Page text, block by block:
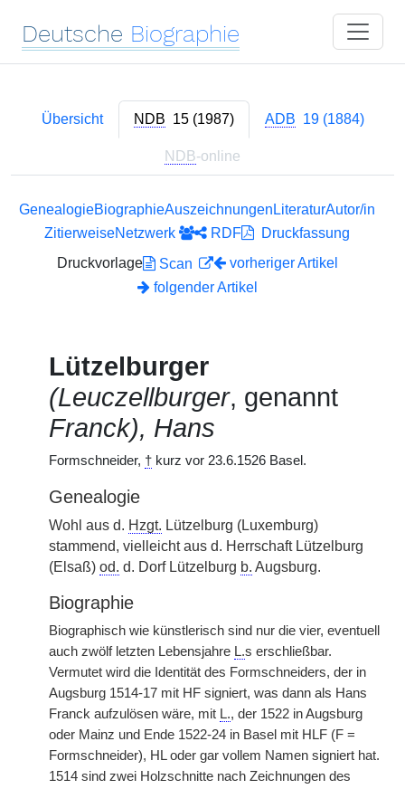
Deutsche Biographie
Übersicht NDB 15 (1987) ADB 19 (1884)
NDB-online
GenealogieBiographieAuszeichnungen LiteraturAutor/in
ZitierweiseNetzwerk RDF
Druckfassung
Druckvorlage
Scan
vorheriger Artikel
folgender Artikel
Lützelburger
(Leuczellburger, genannt
Franck), Hans
Formschneider, † kurz vor 23.6.1526 Basel.
Genealogie
Wohl aus d. Hzgt. Lützelburg (Luxemburg)
stammend, vielleicht aus d. Herrschaft Lützelburg
(Elsaß) od. d. Dorf Lützelburg b. Augsburg.
Biographie
Biographisch wie künstlerisch sind nur die vier, eventuell
auch zwölf letzten Lebensjahre L.s erschließbar.
Vermutet wird die Identität des Formschneiders, der in
Augsburg 1514-17 mit HF signiert, was dann als Hans
Franck aufzulösen wäre, mit L., der 1522 in Augsburg
oder Mainz und Ende 1522-24 in Basel mit HLF (F =
Formschneider), HL oder gar vollem Namen signiert hat.
1514 sind zwei Holzschnitte nach Zeichnungen des